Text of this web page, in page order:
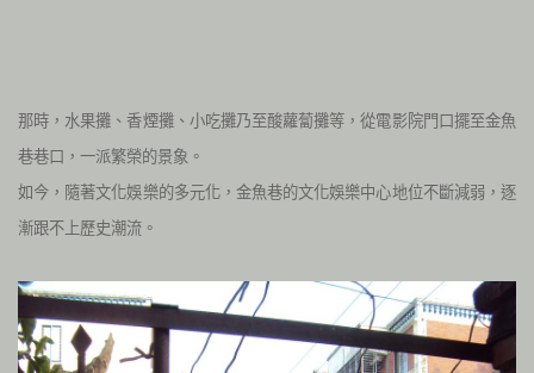
那時，水果攤、香煙攤、小吃攤乃至酸蘿蔔攤等，從電影院門口擺至金魚
巷巷口，一派繁榮的景象。
如今，隨著文化娛樂的多元化，金魚巷的文化娛樂中心地位不斷減弱，逐
漸跟不上歷史潮流。